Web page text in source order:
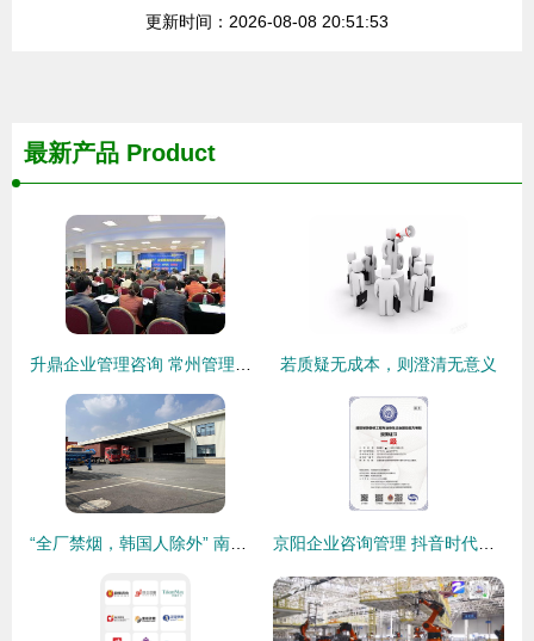
更新时间：2026-08-08 20:51:53
最新产品 Product
若质疑无成本，则澄清无意义